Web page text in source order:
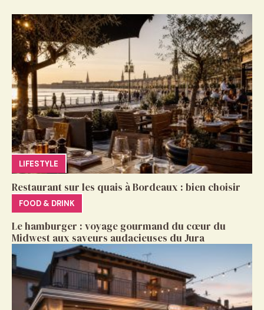
LIFESTYLE
Restaurant sur les quais à Bordeaux : bien choisir
FOOD & DRINK
Le hamburger : voyage gourmand du cœur du
Midwest aux saveurs audacieuses du Jura